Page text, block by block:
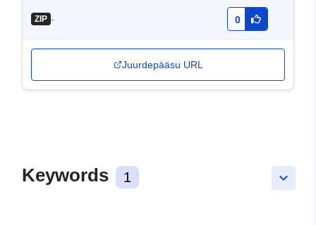
ZIP - 0
Juurdepääsu URL
keyboard_arrow_down
Keywords 1